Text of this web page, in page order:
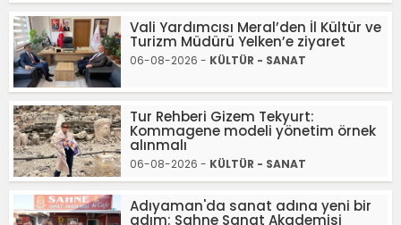
Vali Yardımcısı Meral’den İl Kültür ve
Turizm Müdürü Yelken’e ziyaret
06-08-2026 - KÜLTÜR - SANAT
Tur Rehberi Gizem Tekyurt:
Kommagene modeli yönetim örnek
alınmalı
06-08-2026 - KÜLTÜR - SANAT
Adıyaman'da sanat adına yeni bir
adım: Sahne Sanat Akademisi